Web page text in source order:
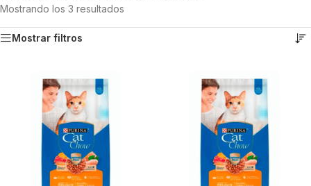
Mostrando los 3 resultados
Mostrar filtros